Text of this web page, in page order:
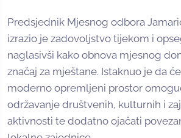
Predsjednik Mjesnog odbora
izrazio je zadovoljstvo tijekom i
naglasivši kako obnova mjesnog
značaj za mještane. Istaknuo je da
moderno opremljeni prostor
održavanje društvenih, kulturnih i
aktivnosti te dodatno ojačati